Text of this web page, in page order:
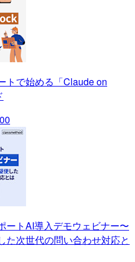
トで始める「Claude on
ートAI導入デモウェビナー〜
た次世代の問い合わせ対応と